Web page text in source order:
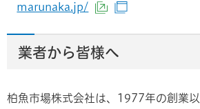
marunaka.jp/
（外部サイトへリ
業者から皆様へ
柏魚市場株式会社は、1977年の創業